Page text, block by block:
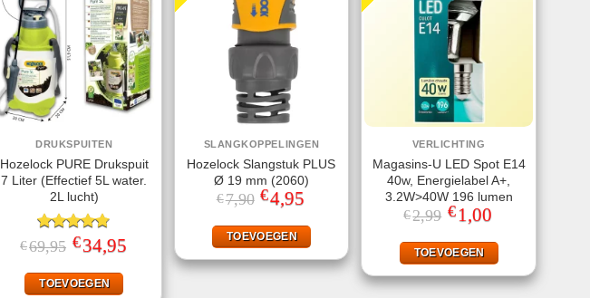
DRUKSPUITEN
Hozelock PURE Drukspuit
7 Liter (Effectief 5L water.
2L lucht)
Gewaardeerd
4.75uit 5
€69,95 Oorspronkelijke
prijs
€69,95.
€34,95prijs
TOEVOEGEN
SLANGKOPPELINGEN
Hozelock Slangstuk PLUS
Ø 19 mm (2060)
€7,90 Oorspronkelijke
prijs
€7,90.
€4,95
€4,95.
TOEVOEGEN
VERLICHTING
Magasins-U LED Spot E14
40w, Energielabel A+,
3.2W>40W 196 lumen
€2,99 Oorspronkelijke
prijs
€2,99.
€ 1,00Huidige
€1,00.
TOEVOEGEN